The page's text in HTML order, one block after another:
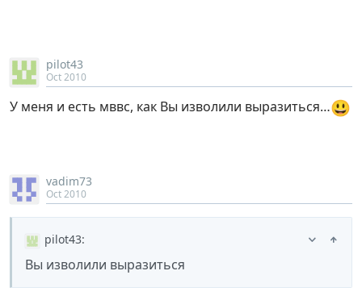
pilot43
Oct 2010
У меня и есть мввс, как Вы изволили выразиться…😃
vadim73
Oct 2010
pilot43:
Вы изволили выразиться